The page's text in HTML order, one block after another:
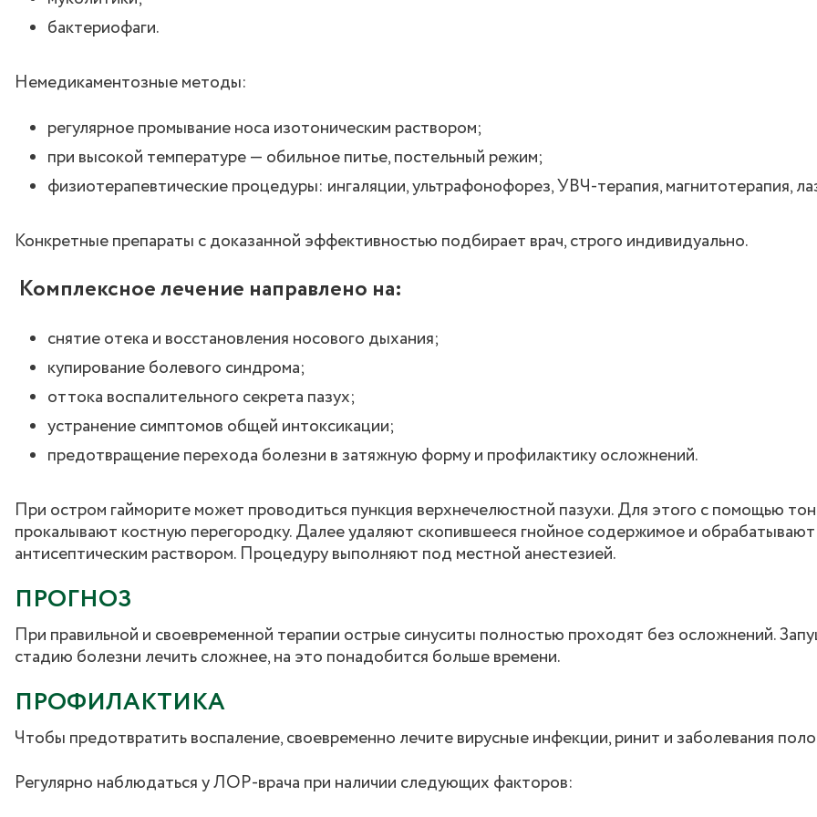
бактериофаги.
Немедикаментозные методы:
регулярное промывание носа изотоническим раствором;
при высокой температуре — обильное питье, постельный режим;
физиотерапевтические процедуры: ингаляции, ультрафонофорез, УВЧ-терапия, магнитотерапия,
Конкретные препараты с доказанной эффективностью подбирает врач, строго индивидуально.
Комплексное лечение направлено на:
снятие отека и восстановления носового дыхания;
купирование болевого синдрома;
оттока воспалительного секрета пазух;
устранение симптомов общей интоксикации;
предотвращение перехода болезни в затяжную форму и профилактику осложнений.
При остром гайморите может проводиться пункция верхнечелюстной пазухи. Для этого с помощью
прокалывают костную перегородку. Далее удаляют скопившееся гнойное содержимое и
антисептическим раствором. Процедуру выполняют под местной анестезией.
ПРОГНОЗ
При правильной и своевременной терапии острые синуситы полностью проходят без осложнений.
стадию болезни лечить сложнее, на это понадобится больше времени.
ПРОФИЛАКТИКА
Чтобы предотвратить воспаление, своевременно лечите вирусные инфекции, ринит и заболевания
Регулярно наблюдаться у ЛОР-врача при наличии следующих факторов: